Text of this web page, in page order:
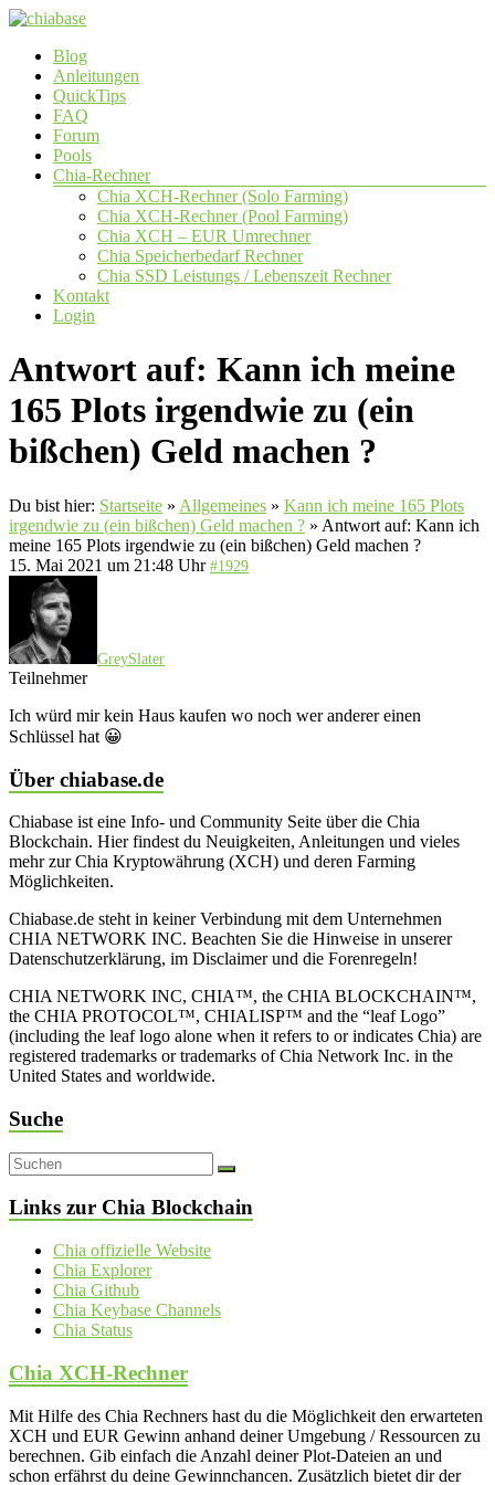
Zum
springen
chiabase
CHIA
Info-
Community
Seite
Menü
Blog
Anleitungen
QuickTips
FAQ
Forum
Pools
Chia-Rechner
Chia XCH-Rechner (Solo Farming)
Chia XCH-Rechner (Pool Farming)
Chia XCH – EUR Umrechner
Chia Speicherbedarf Rechner
Chia SSD Leistungs / Lebenszeit Rechner
Kontakt
Login
Antwort auf: Kann ich meine
165 Plots irgendwie zu (ein
bißchen) Geld machen ?
Du bist hier: Startseite » Allgemeines » Kann ich meine 165 Plots
irgendwie zu (ein bißchen) Geld machen ? » Antwort auf: Kann ich
meine 165 Plots irgendwie zu (ein bißchen) Geld machen ?
15. Mai 2021 um 21:48 Uhr #1929
GreySlater
Teilnehmer
Ich würd mir kein Haus kaufen wo noch wer anderer einen
Schlüssel hat 😀
Über chiabase.de
Chiabase ist eine Info- und Community Seite über die Chia
Blockchain. Hier findest du Neuigkeiten, Anleitungen und vieles
mehr zur Chia Kryptowährung (XCH) und deren Farming
Möglichkeiten.
Chiabase.de steht in keiner Verbindung mit dem Unternehmen
CHIA NETWORK INC. Beachten Sie die Hinweise in unserer
Datenschutzerklärung, im Disclaimer und die Forenregeln!
CHIA NETWORK INC, CHIA™, the CHIA BLOCKCHAIN™,
the CHIA PROTOCOL™, CHIALISP™ and the “leaf Logo”
(including the leaf logo alone when it refers to or indicates Chia) are
registered trademarks or trademarks of Chia Network Inc. in the
United States and worldwide.
Suche
Links zur Chia Blockchain
Chia offizielle Website
Chia Explorer
Chia Github
Chia Keybase Channels
Chia Status
Chia XCH-Rechner
Mit Hilfe des Chia Rechners hast du die Möglichkeit den erwarteten
XCH und EUR Gewinn anhand deiner Umgebung / Ressourcen zu
berechnen. Gib einfach die Anzahl deiner Plot-Dateien an und
schon erfährst du deine Gewinnchancen. Zusätzlich bietet dir der